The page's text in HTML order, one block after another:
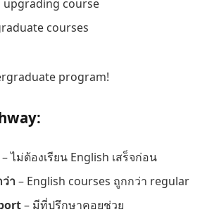
upgrading course
courses
program!
– ไม่ต้องเรียน English เสร็จก่อน
า – English courses ถูกกว่า regular
– มีที่ปรึกษาคอยช่วย